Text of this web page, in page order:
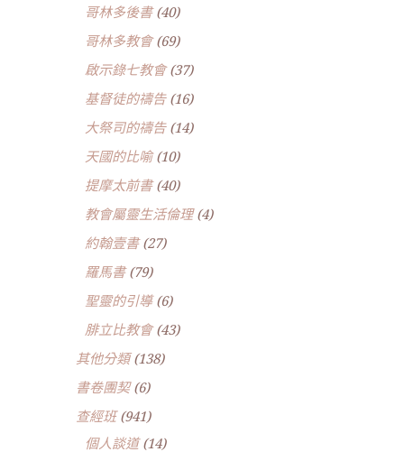
哥林多後書(40)
哥林多教會(69)
啟示錄七教會(37)
基督徒的禱告(16)
大祭司的禱告(14)
天國的比喻(10)
提摩太前書(40)
教會屬靈生活倫理(4)
約翰壹書(27)
羅馬書(79)
聖靈的引導(6)
腓立比教會(43)
其他分類(138)
書卷團契(6)
查經班(941)
個人談道(14)